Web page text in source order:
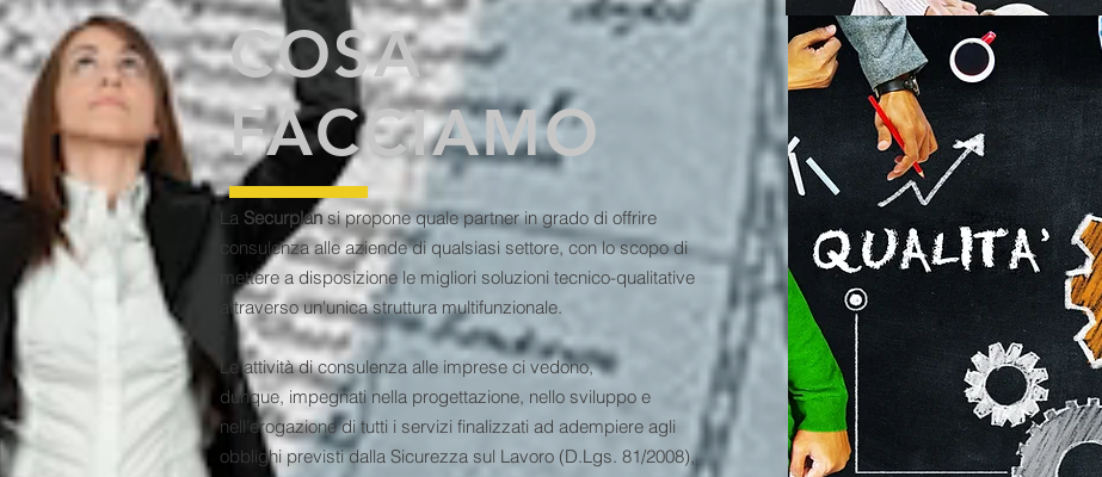
COSA
FACCIAMO
La Securplansi propone quale partner in grado di offrire
consulenza alle aziende di qualsiasi settore, con lo scopo di
mettere a disposizione le migliori soluzioni tecnico-qualitative
attraverso un'unica struttura multifunzionale.
Le attività di consulenza alle imprese ci vedono,
dunque, impegnati nella progettazione, nello sviluppo e
nell’erogazione di tutti i servizi finalizzati ad adempiere agli
obblighi previsti dalla Sicurezza sul Lavoro (D.Lgs. 81/2008),